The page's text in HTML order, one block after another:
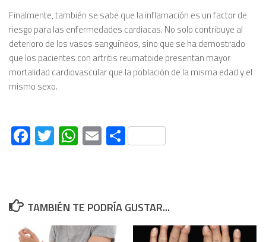
Finalmente, también se sabe que la inflamación es un factor de
riesgo para las enfermedades cardiacas. No solo contribuye al
deterioro de los vasos sanguíneos, sino que se ha demostrado
que los pacientes con artritis reumatoide presentan mayor
mortalidad cardiovascular que la población de la misma edad y el
mismo sexo.
Facebook
Twitter
WhatsApp
EmailCompartir
TAMBIÉN TE PODRÍA GUSTAR...